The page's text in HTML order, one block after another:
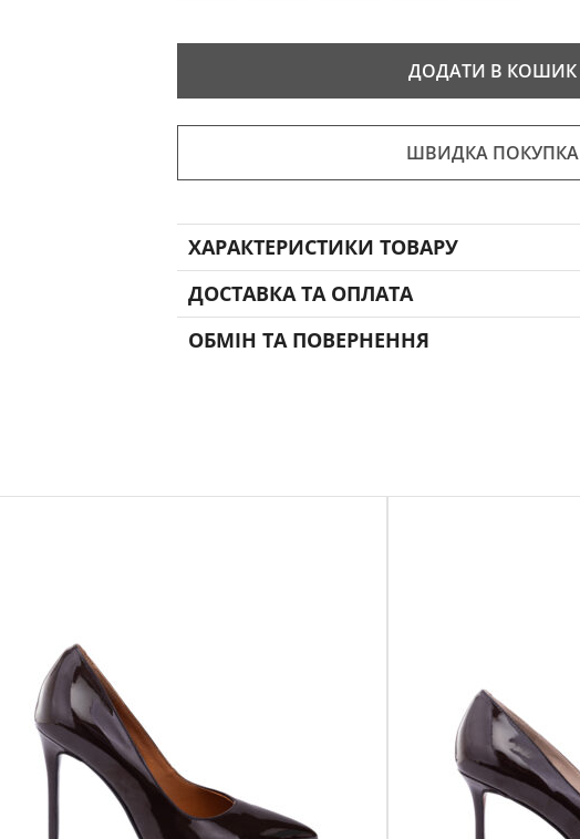
ДОДАТИ В КОШИК
ШВИДКА ПОКУПКА
ХАРАКТЕРИСТИКИ ТОВАРУ
ДОСТАВКА ТА ОПЛАТА
ОБМІН ТА ПОВЕРНЕННЯ